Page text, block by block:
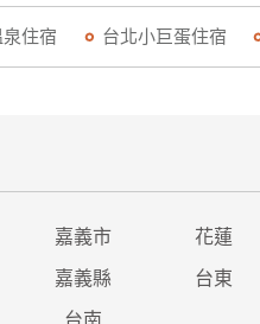
住宿 台北小巨蛋住宿
嘉義市 花蓮
嘉義縣 台東
台南